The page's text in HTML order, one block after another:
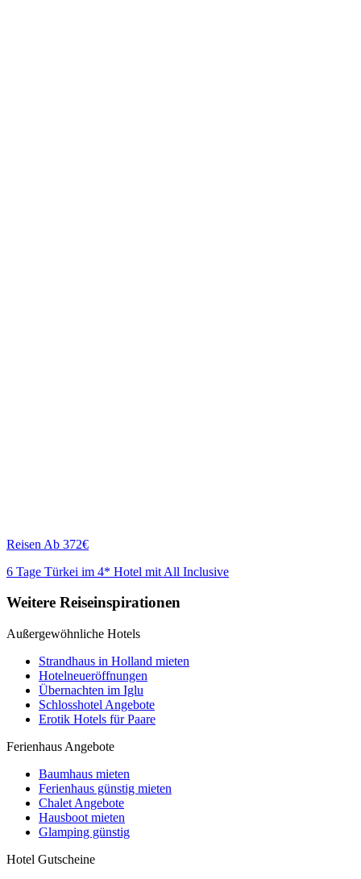
Reisen Ab 372€
6 Tage Türkei im 4* Hotel mit All Inclusive
Weitere Reiseinspirationen
Außergewöhnliche Hotels
Strandhaus in Holland mieten
Hotelneueröffnungen
Übernachten im Iglu
Schlosshotel Angebote
Erotik Hotels für Paare
Ferienhaus Angebote
Baumhaus mieten
Ferienhaus günstig mieten
Chalet Angebote
Hausboot mieten
Glamping günstig
Hotel Gutscheine